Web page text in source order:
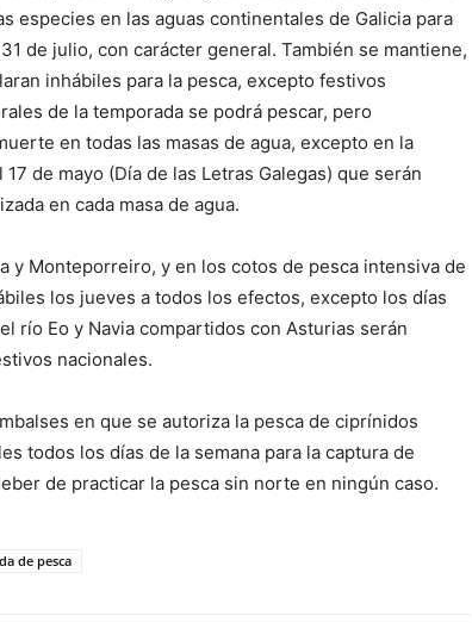
especies en las aguas continentales de Galicia para
de julio, con carácter general. También se mantiene,
inhábiles para la pesca, excepto festivos
de la temporada se podrá pescar, pero
en todas las masas de agua, excepto en la
de mayo (Día de las Letras Galegas) que serán
en cada masa de agua.
y Monteporreiro, y en los cotos de pesca intensiva de
los jueves a todos los efectos, excepto los días
río Eo y Navia compartidos con Asturias serán
nacionales.
en que se autoriza la pesca de ciprínidos
todos los días de la semana para la captura de
de practicar la pesca sin norte en ningún caso.
de pesca